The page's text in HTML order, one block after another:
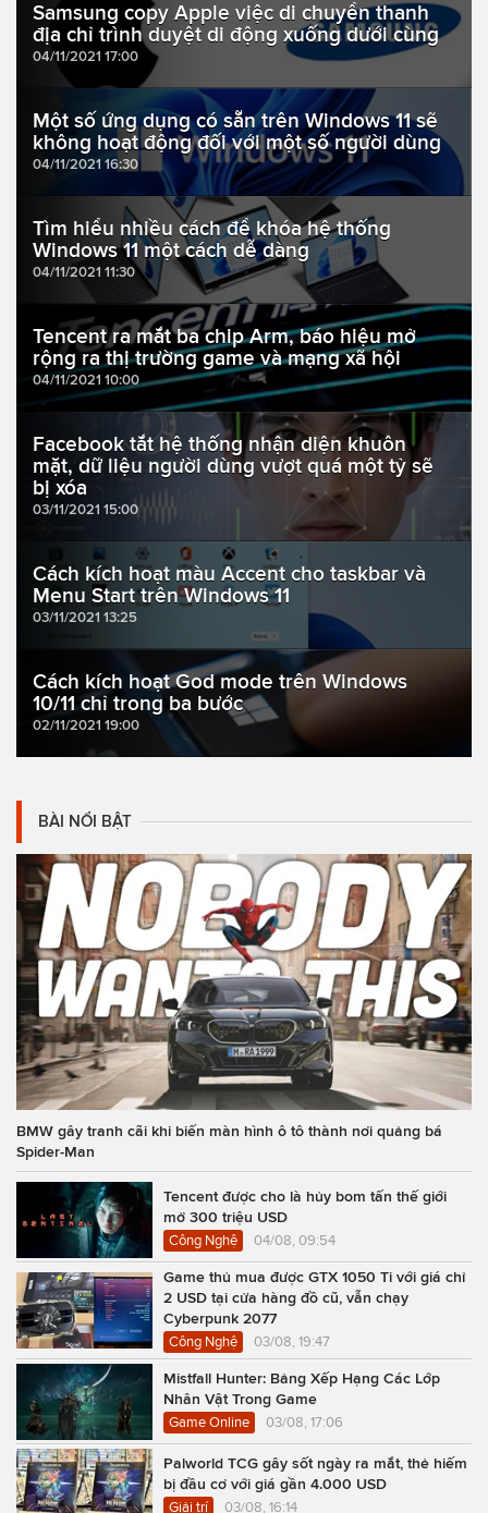
Samsung copy Apple việc di chuyển thanh
địa chỉ trình duyệt di động xuống dưới cùng
04/11/2021 17:00
Một số ứng dụng có sẵn trên Windows 11 sẽ
không hoạt động đối với một số người dùng
04/11/2021 16:30
Tìm hiểu nhiều cách để khóa hệ thống
Windows 11 một cách dễ dàng
04/11/2021 11:30
Tencent ra mắt ba chip Arm, báo hiệu mở
rộng ra thị trường game và mạng xã hội
04/11/2021 10:00
Facebook tắt hệ thống nhận diện khuôn
mặt, dữ liệu người dùng vượt quá một tỷ sẽ
bị xóa
03/11/2021 15:00
Cách kích hoạt màu Accent cho taskbar và
Menu Start trên Windows 11
03/11/2021 13:25
Cách kích hoạt God mode trên Windows
10/11 chỉ trong ba bước
02/11/2021 19:00
BÀI NỔI BẬT
BMW gây tranh cãi khi biến màn hình ô tô thành nơi quảng bá
Spider-Man
Tencent được cho là hủy bom tấn thế giới
mở 300 triệu USD
Công Nghệ 04/08, 09:54
Game thủ mua được GTX 1050 Ti với giá chỉ
2 USD tại cửa hàng đồ cũ, vẫn chạy
Cyberpunk 2077
Công Nghệ 03/08, 19:47
Mistfall Hunter: Bảng Xếp Hạng Các Lớp
Nhân Vật Trong Game
Game Online 03/08, 17:06
Palworld TCG gây sốt ngày ra mắt, thẻ hiếm
bị đầu cơ với giá gần 4.000 USD
Giải trí 03/08, 16:14